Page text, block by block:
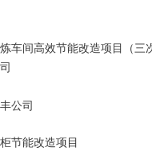
车间高效节能改造项目（三
公司
节能改造项目